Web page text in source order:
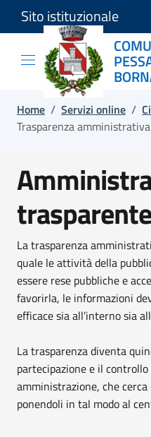
Salta e vai al contenuto
Salta e vai al footer
Sito istituzionale
Home / Servizi online /
Trasparenza amministrativa
trasparente
La trasparenza
quale le attività della
essere rese pubbliche e
favorirla, le informazioni
efficace sia all’interno sia
La trasparenza diventa
partecipazione e il
amministrazione, che
ponendoli in tal modo al